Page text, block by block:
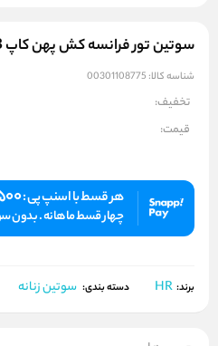
سوتین تور فرانسه کش پهن کاپ B برند HR کد 503
شناسه کالا: 00301108775
تخفیف:
قیمت:
هر قسط با اسنپ پی :
چهار قسط ماهانه . بدون
برند: HR دسته بندی: سوتین زنانه